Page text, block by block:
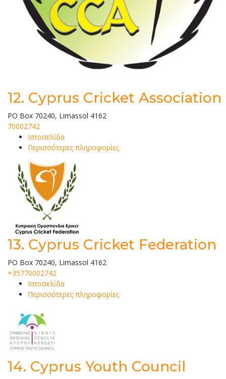
12. Cyprus Cricket Association
PO Box 70240, Limassol 4162
70002742
Ιστοσελίδα
Περισσότερες πληροφορίες
13. Cyprus Cricket Federation
PO Box 70240, Limassol 4162
+35770002742
Ιστοσελίδα
Περισσότερες πληροφορίες
14. Cyprus Youth Council